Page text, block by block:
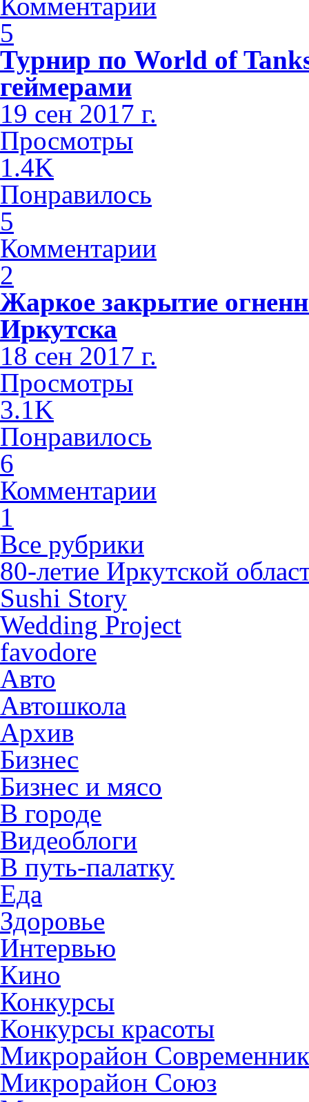
5
Турнир по World of
геймерами
19 сен 2017 г.
Просмотры
1.4K
Понравилось
5
Комментарии
2
Жаркое закрытие
Иркутска
18 сен 2017 г.
Просмотры
3.1K
Понравилось
6
Комментарии
1
Все рубрики
80-летие Иркутской
Sushi Story
Wedding Project
favodore
Авто
Автошкола
Архив
Бизнес
Бизнес и мясо
В городе
Видеоблоги
В путь-палатку
Еда
Здоровье
Интервью
Кино
Конкурсы
Конкурсы красоты
Микрорайон Современник
Микрорайон Союз